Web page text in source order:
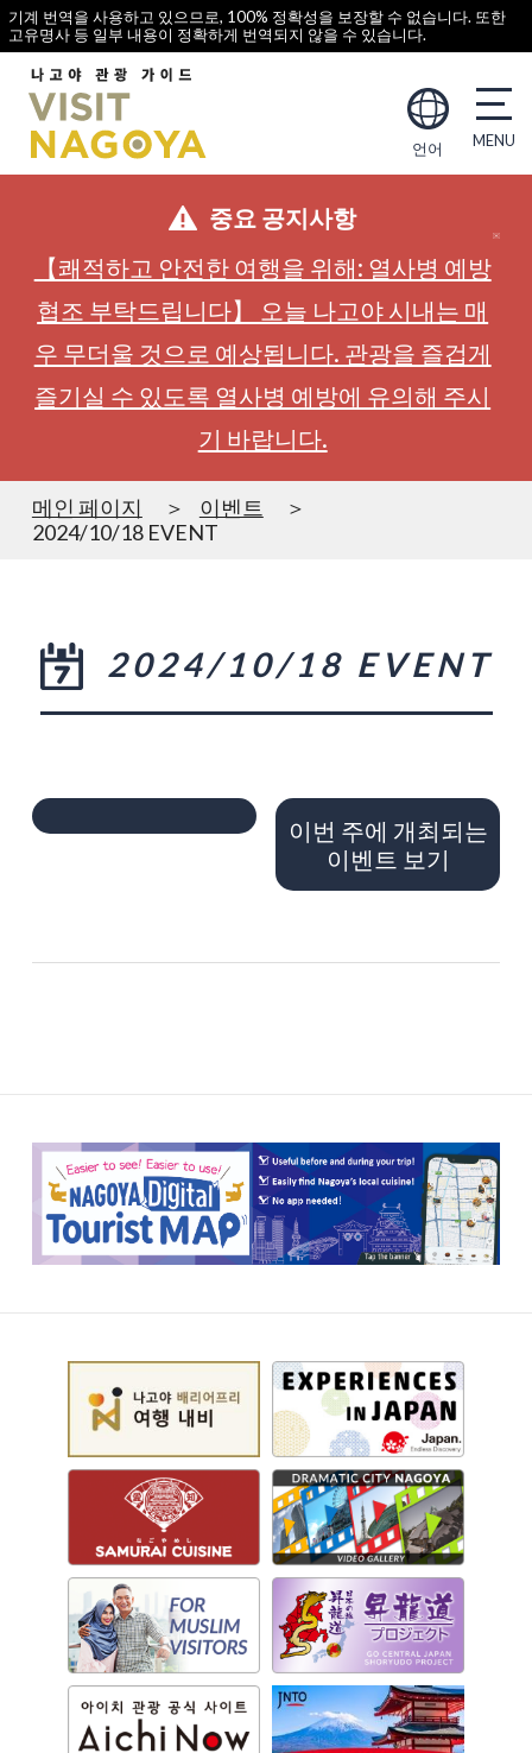
기계 번역을 사용하고 있으므로, 100% 정확성을 보장할 수 없습니다. 또한
고유명사 등 일부 내용이 정확하게 번역되지 않을 수 있습니다.
언어
중요 공지사항
【쾌적하고 안전한 여행을 위해: 열사병 예방
협조 부탁드립니다】 오늘 나고야 시내는 매
우 무더울 것으로 예상됩니다. 관광을 즐겁게
즐기실 수 있도록 열사병 예방에 유의해 주시
기 바랍니다.
메인 페이지
이벤트
2024/10/18 EVENT
2024/10/18 EVENT
이번 주에 개최되는
이벤트 보기